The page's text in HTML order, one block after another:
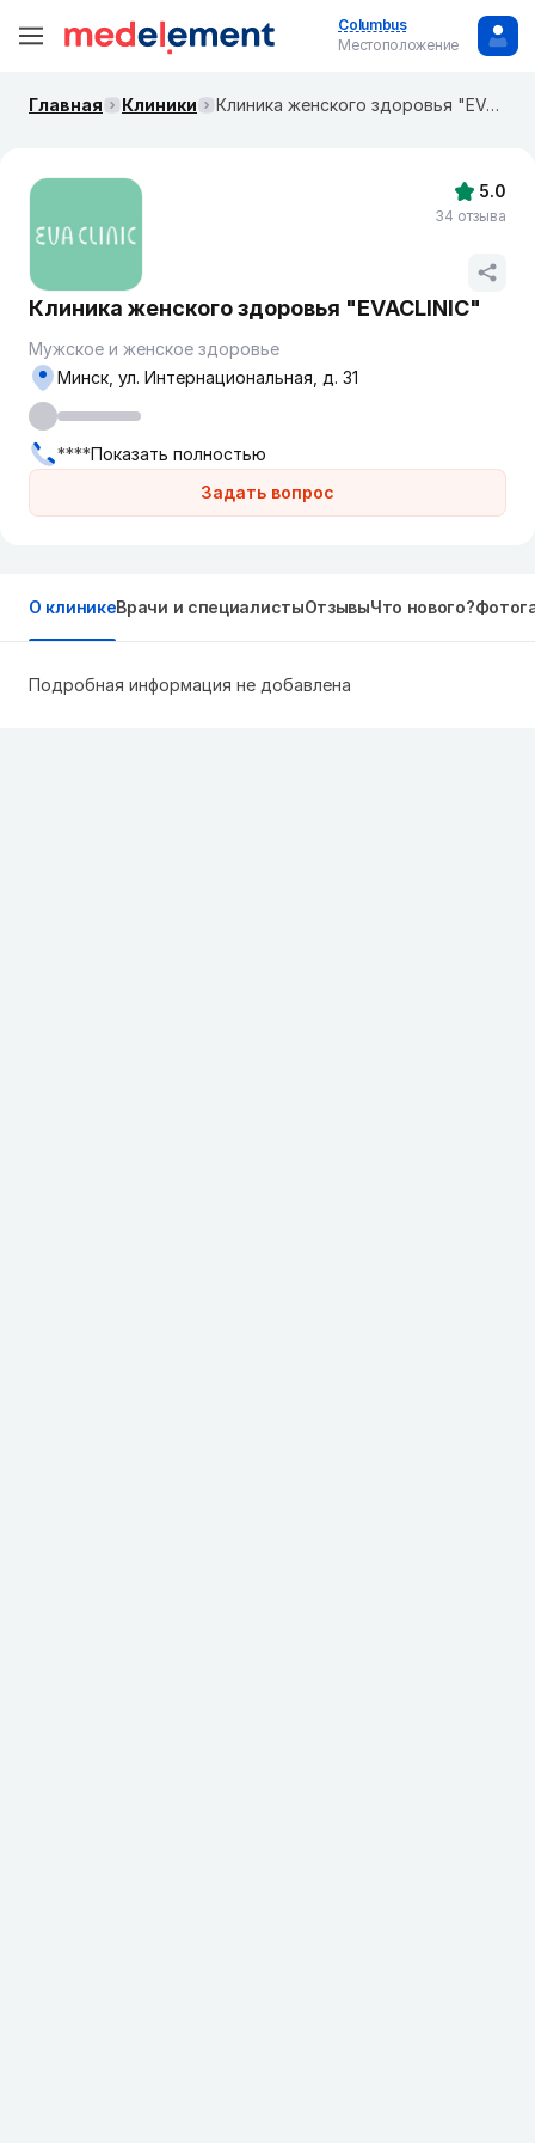
Columbus
Местоположение
Главная Клиники Клиника женского здоровья "EVACLINIC"
Клиника женского здоровья "EVACLINIC"
Мужское и женское здоровье
Задать вопрос
Минск, ул. Интернациональная, д. 31
****Показать полностью
5.0
34 отзыва
О клиникеВрачи и специалистыОтзывыЧто нового?
Подробная информация не добавлена